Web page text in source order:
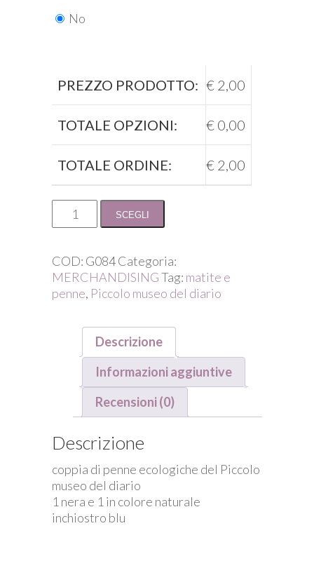
No
PREZZO PRODOTTO: € 2,00
TOTALE OPZIONI: € 0,00
TOTALE ORDINE: € 2,00
coppia
in
carta
museo
SCEGLI
COD: G084Categoria:
MERCHANDISINGTag: matite e
penne, Piccolo museo del diario
Descrizione
Informazioni aggiuntive
Recensioni (0)
Descrizione
coppia di penne ecologiche del Piccolo
museo del diario
1 nera e 1 in colore naturale
inchiostro blu